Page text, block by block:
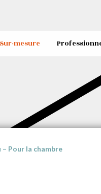
Sur-mesure
Pour la chambre